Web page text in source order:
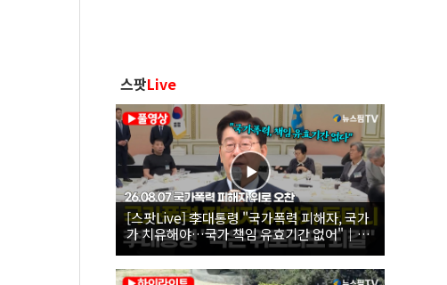
스팟Live
[스팟Live] 李대통령 "국가폭력 피해자, 국가
가 치유해야…국가 책임 유효기간 없어"｜
26.08.07 국가폭력 피해자 위로 오찬